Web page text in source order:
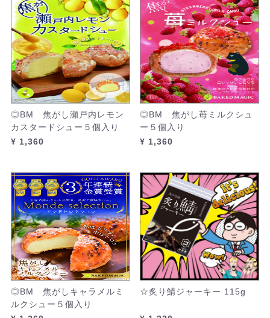
◎BM 焦がし瀬戸内レモン
カスタードシュー５個入り
¥ 1,360
◎BM 焦がし苺ミルクシュ
ー５個入り
¥ 1,360
◎BM 焦がしキャラメルミ
ルクシュー５個入り
☆炙り鯖ジャーキー 115g